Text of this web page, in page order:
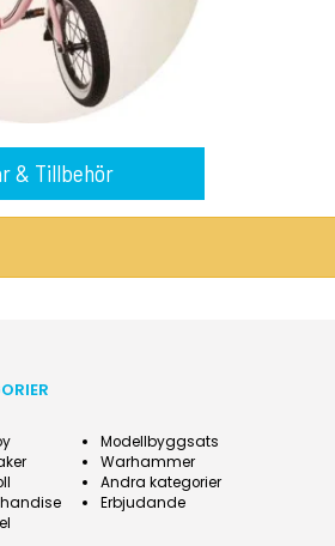
& Tillbehör
Modellbyggsats
Warhammer
Andra kategorier
Erbjudande